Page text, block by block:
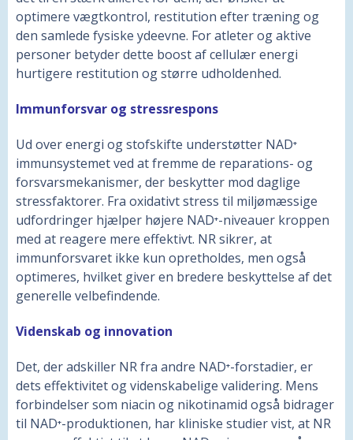
optimere vægtkontrol, restitution efter træning og
den samlede fysiske ydeevne. For atleter og aktive
personer betyder dette boost af cellulær energi
hurtigere restitution og større udholdenhed.
Immunforsvar og stressrespons
Ud over energi og stofskifte understøtter NAD⁺
immunsystemet ved at fremme de reparations- og
forsvarsmekanismer, der beskytter mod daglige
stressfaktorer. Fra oxidativt stress til miljømæssige
udfordringer hjælper højere NAD⁺-niveauer kroppen
med at reagere mere effektivt. NR sikrer, at
immunforsvaret ikke kun opretholdes, men også
optimeres, hvilket giver en bredere beskyttelse af det
generelle velbefindende.
Videnskab og innovation
Det, der adskiller NR fra andre NAD⁺-forstadier, er
dets effektivitet og videnskabelige validering. Mens
forbindelser som niacin og nikotinamid også bidrager
til NAD⁺-produktionen, har kliniske studier vist, at NR